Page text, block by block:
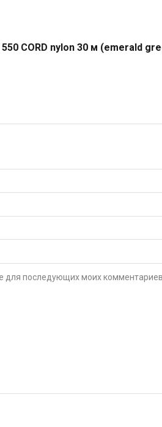
CORD nylon 30 м (emerald
для последующих моих комментариев.